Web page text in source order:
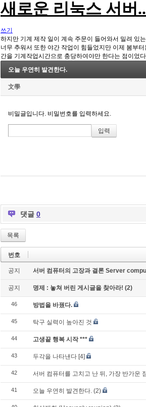
새로운 리눅스 서버
쓰기
하지만 기계 제작 일이 계속 주문이 들어와서 밀려 있
너무 추워서 또한 야간 작업이 힘들었지만 이제 봄부
간을 기계작업시간으로 충당하여야만 한다는 점이었
오늘 우연히 발견한다.
文學
비밀글입니다. 비밀번호를 입력하세요.
댓글 0
목록
번호
공지 서버 컴퓨터의 고장과 결론 Server
공지 명제 : 놓쳐 버린 게시글을 찾아라! (2)
46 방법을 바꿨다.
45 탁구 실력이 높아진 것
44 고생끝 행복 시작 ***
43 두각을 나타낸다 [4]
42 서버 컴퓨터를 고치고 난 뒤, 가장 반가운
41 오늘 우연히 발견한다. (2)